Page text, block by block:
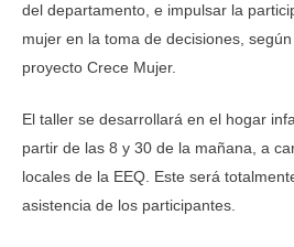
del departamento, e impulsar la
mujer en la toma de decisiones,
proyecto Crece Mujer.
El taller se desarrollará en el hogar
partir de las 8 y 30 de la mañana, a
locales de la EEQ. Este será
asistencia de los participantes.